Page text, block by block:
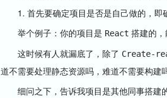
1. 首先要确定项目是否是自己做的，即
举个例子：你的项目是 React 搭建的
这时候有人就漏底了，除了 Create-
道不需要处理静态资源吗，难道不需要构建
细问之下，告诉我项目是其他同事搭建的